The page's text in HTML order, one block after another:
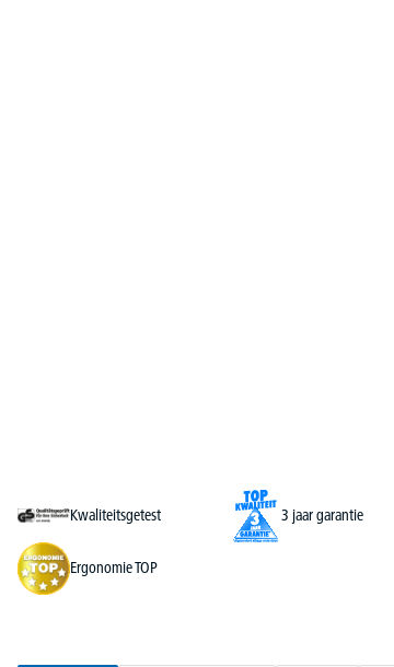
Kwaliteitsgetest
3 jaar garantie
Ergonomie TOP